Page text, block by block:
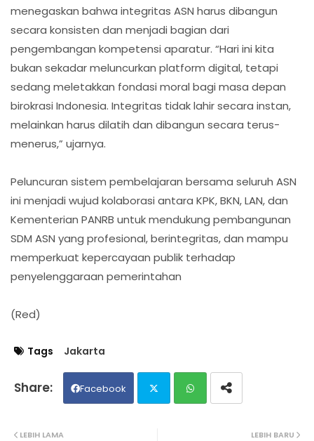
menegaskan bahwa integritas ASN harus dibangun
secara konsisten dan menjadi bagian dari
pengembangan kompetensi aparatur. “Hari ini kita
bukan sekadar meluncurkan platform digital, tetapi
sedang meletakkan fondasi moral bagi masa depan
birokrasi Indonesia. Integritas tidak lahir secara instan,
melainkan harus dilatih dan dibangun secara terus-
menerus,” ujarnya.
Peluncuran sistem pembelajaran bersama seluruh ASN
ini menjadi wujud kolaborasi antara KPK, BKN, LAN, dan
Kementerian PANRB untuk mendukung pembangunan
SDM ASN yang profesional, berintegritas, dan mampu
memperkuat kepercayaan publik terhadap
penyelenggaraan pemerintahan
(Red)
Tags Jakarta
Facebook
LEBIH BARU
LEBIH LAMA